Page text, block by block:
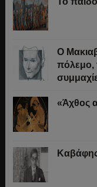
O
πόλεμο,
«Άχθος